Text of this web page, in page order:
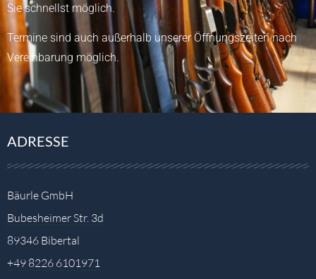
Sie schnellst möglich.
Termine sind auch außerhalb unserer Öffnungszeiten nach
Vereinbarung möglich.
ADRESSE
Bäurle GmbH
Bubesheimer Str. 3d
89346 Bibertal
+49 8226 6101971